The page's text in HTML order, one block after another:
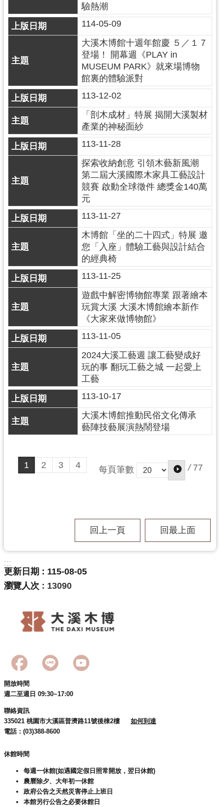
政
策
安
策
府
網
站
資
開
放
告
驗熱潮
114-05-09
大溪木博館十週年館慶 ５／１７
登場！ 開幕週《PLAY in
MUSEUM PARK》就來場博物
館裏的體驗派對
113-12-02
「剖木成材」特展 揭開大溪製材
產業的神秘面紗
113-11-28
探索收納創意 引領木藝新風潮
第二屆大溪國際木家具工藝設計
競賽 啟動全球徵件 總獎金140萬
元
113-11-27
木博館「坐的二十四式」特展 邀
您「入座」體驗工藝與設計結合
的經典椅
113-11-25
遊戲中解密博物館專業 跟著繪本
玩賞大溪 大溪木博館繪本新作
《大家來做博物館》
113-11-05
2024大溪工藝週 讓工藝變成好
玩的事 翻玩工藝之城 一起愛上
工藝
113-10-17
大溪木博館推動民俗文化傳承
藝陣技藝展演熱鬧登場
1 2 3 4 每頁筆數 / 77
回上一頁 回最上面
:::
更新日期
115-08-05
瀏覽人次
13090
開放時間
週二至週日 09:30~17:00
聯絡資訊
335021 桃園市大溪區普濟路11號後棟2樓
如何到達
電話：(03)388-8600
休館時間
每週一休館(如遇國定假日照常開放，翌日休館)
農曆除夕、大年初一休館
政府公告之天然災害停止上班日
本館另行公告之必要休館日